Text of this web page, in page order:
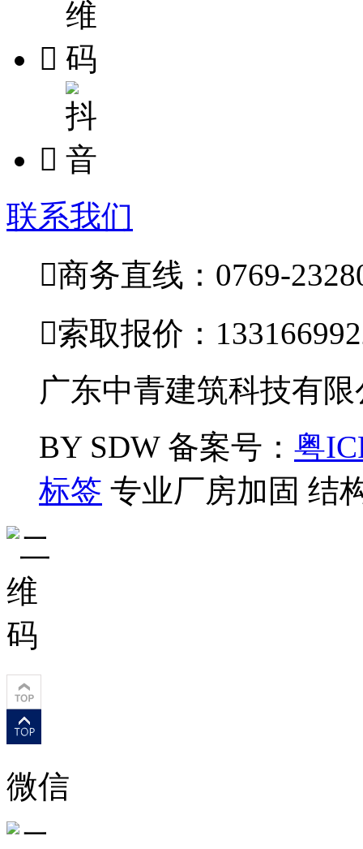


联系我们
商务直线：0769-
索取报价：
广东中青建筑科技有
BY SDW备案号： 粤
标签 专业厂房加固 结
微信